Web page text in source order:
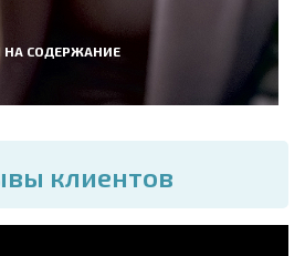
СОДЕРЖАНИЕ
клиентов